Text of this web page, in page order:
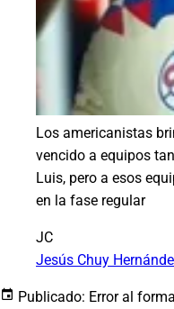
Los americanistas
vencido a equipos
Luis, pero a esos
en la fase regular
JC
Jesús Chuy
Publicado: Error al